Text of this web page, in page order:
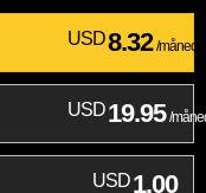
USD8.32 /måned
USD19.95 /
USD1.00